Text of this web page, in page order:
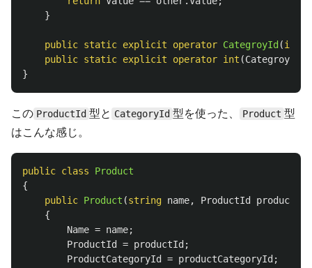
}
public static explicit operator CategroyId (int
public static explicit operator int (CategroyId
}
この ProductId 型と CategoryId 型を使った、 Product 型
はこんな感じ。
public class
Product
{
public Product (string name, ProductId productId
{
Name = name;
ProductId
= productId ;
ProductCategoryId
= productCategoryId ;